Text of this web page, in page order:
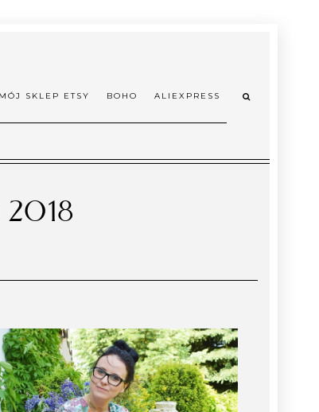
MÓJ SKLEP ETSY BOHO ALIEXPRESS
2018